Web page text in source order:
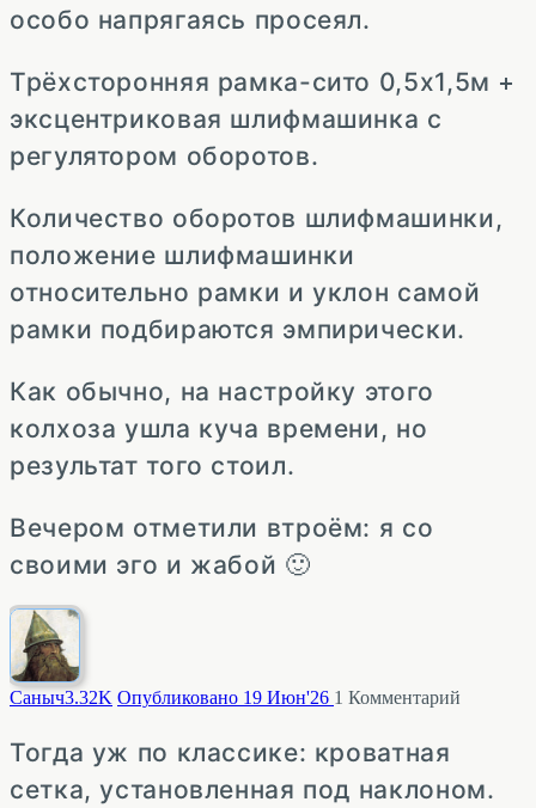
особо напрягаясь просеял.
Трёхсторонняя рамка-сито 0,5х1,5м +
эксцентриковая шлифмашинка с
регулятором оборотов.
Количество оборотов шлифмашинки,
положение шлифмашинки
относительно рамки и уклон самой
рамки подбираются эмпирически.
Как обычно, на настройку этого
колхоза ушла куча времени, но
результат того стоил.
Вечером отметили втроём: я со
своими эго и жабой 🙂
Саныч3.32K Опубликовано 19 Июн'26 1 Комментарий
Тогда уж по классике: кроватная
сетка, установленная под наклоном.